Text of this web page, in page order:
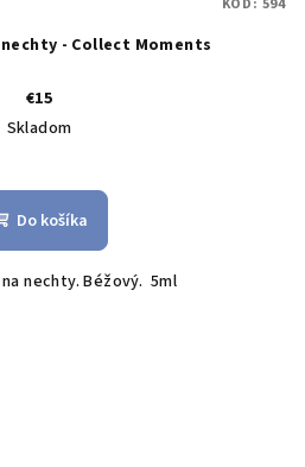
- Collect Moments
€15
Skladom
Do košíka
nechty. Béžový. 5ml
KÓD: 594